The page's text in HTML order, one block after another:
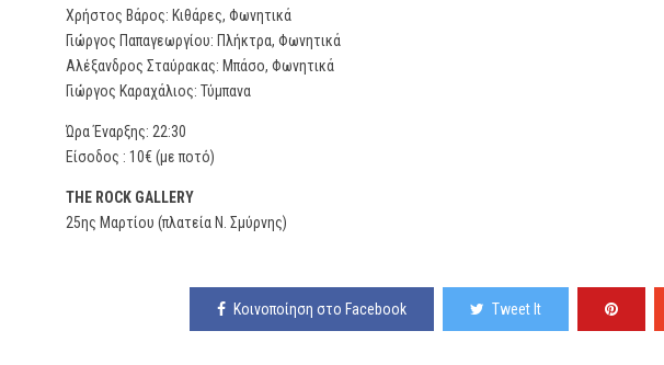
Χρήστος Βάρος: Κιθάρες, Φωνητικά
Γιώργος Παπαγεωργίου: Πλήκτρα, Φωνητικά
Αλέξανδρος Σταύρακας: Μπάσο, Φωνητικά
Γιώργος Καραχάλιος: Τύμπανα
Ώρα Έναρξης: 22:30
Είσοδος : 10€ (με ποτό)
THE ROCK GALLERY
25ης Μαρτίου (πλατεία Ν. Σμύρνης)
Κοινοποίηση στο Facebook Tweet It